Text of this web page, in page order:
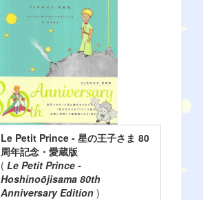
Le Petit Prince - 星の王子さま 80
周年記念・愛蔵版
( Le Petit Prince -
Hoshinoōjisama 80th
Anniversary Edition )